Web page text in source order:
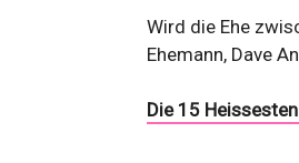
Wird die Ehe
Ehemann, Dave
Die 15